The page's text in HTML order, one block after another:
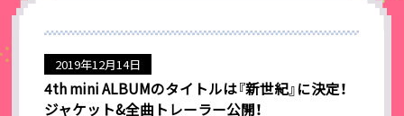
2019年12月14日
4th mini ALBUMのタイトルは『新世紀』に決定！
ジャケット&全曲トレーラー公開！